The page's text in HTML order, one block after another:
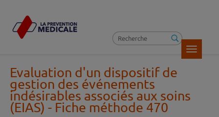
Toggle
Evaluation d'un dispositif de
gestion des événements
indésirables associés aux soins
(EIAS) - Fiche méthode 470